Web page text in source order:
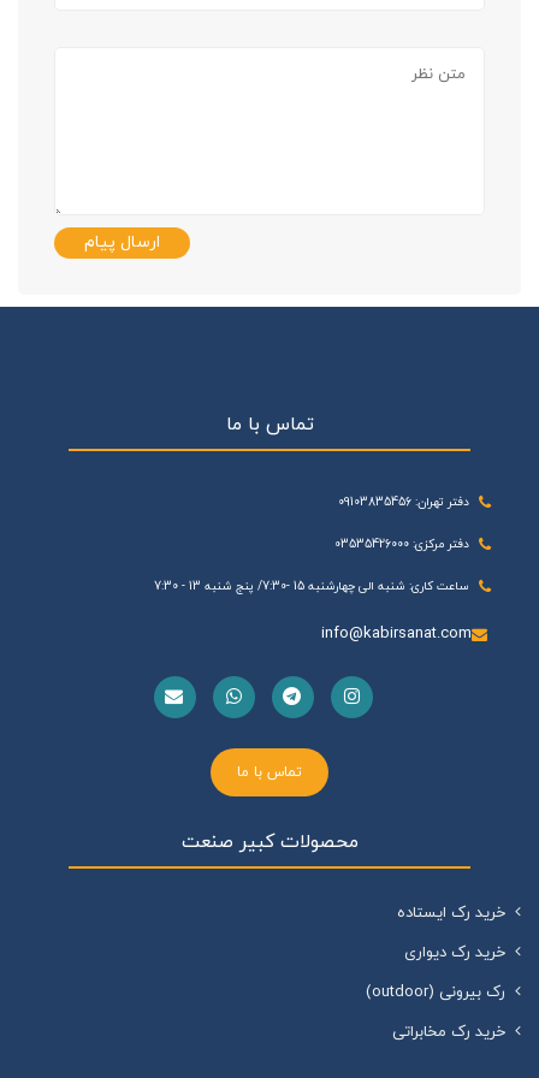
ارسال پیام
تماس با ما
دفتر تهران: 09103835456
دفتر مرکزی: 03535426000
ساعت کاری: شنبه الی چهارشنبه 15 -7:30/ پنج شنبه 13 - 7:30
info@kabirsanat.com
تماس با ما
محصولات کبیر صنعت
خرید رک ایستاده
خرید رک دیواری
رک بیرونی (outdoor)
خرید رک مخابراتی